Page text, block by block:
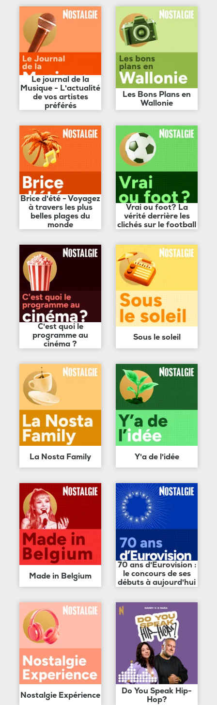
Le journal de la
Musique - L'actualité
de vos artistes
préférés
Les Bons Plans en
Wallonie
Brice d'été - Voyagez
à travers les plus
belles plages du
monde
Vrai ou foot? La
vérité derrière les
clichés sur le football
C'est quoi le
programme au
cinéma ?
Sous le soleil
La Nosta Family Y'a de l'idée
Made in Belgium
70 ans d'Eurovision :
le concours de ses
débuts à aujourd'hui
Nostalgie Expérience
Do You Speak Hip-
Hop?